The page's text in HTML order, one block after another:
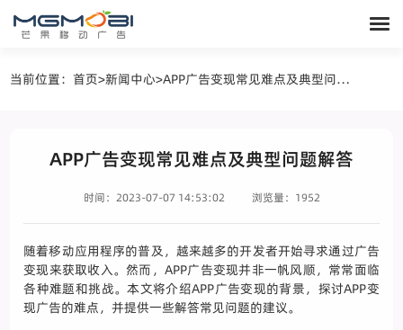
当前位置：首页>新闻中心> APP广告变现常见难点及典型问题解答
APP广告变现常见难点及典型问题解答
时间：2023-07-07 14:53:02 浏览量：1952
随着移动应用程序的普及，越来越多的开发者开始寻求通过广告
变现来获取收入。然而，APP广告变现并非一帆风顺，常常面临
各种难题和挑战。本文将介绍APP广告变现的背景，探讨APP变
现广告的难点，并提供一些解答常见问题的建议。